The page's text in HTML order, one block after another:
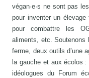
végan·e·s ne sont pas
pour inventer un
pour combattre les
aliments, etc. Soutenons
ferme, deux outils d’une
la gauche et aux écolos
idéologues du Forum